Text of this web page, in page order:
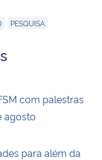
PESQUISA
com palestras
agosto
para além da